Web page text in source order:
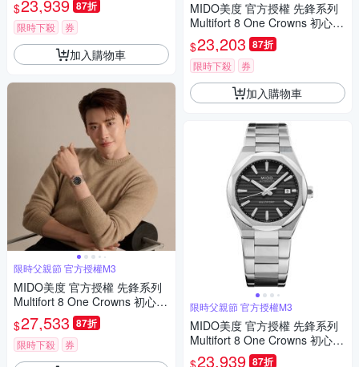
父親節 禮物 推薦 40mm/M055
5071104100
$23,939 87折
限時下殺 券
加入購物車
限時父親節 官方授權M3
MIDO美度 官方授權 先鋒系列
Multifort 8 One Crowns 初心不
變 李鍾碩 八角錶圈 機械腕錶
父親節 禮物 推薦 40mm/M055
5072205100
$27,533 87折
限時下殺 券
MIDO美度 官方授權 先鋒系列
Multifort 8 One Crowns 初心不
變 李鍾碩 八角錶圈 機械腕錶
父親節 禮物 推薦 40mm/M055
5071705100
$23,203 87折
限時下殺 券
加入購物車
限時父親節 官方授權M3
MIDO美度 官方授權 先鋒系列
Multifort 8 One Crowns 初心不
變 李鍾碩 八角錶圈 機械腕錶
23,939 87折